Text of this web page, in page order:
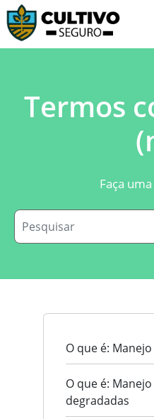
Termos
Faça
O que é:
O que é:
degradadas